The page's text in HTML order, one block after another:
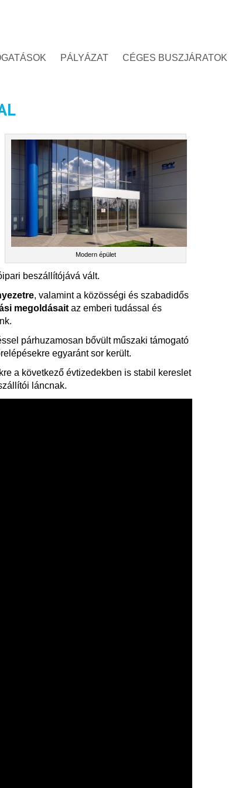
PÁLYÁZAT CÉGES BUSZJÁRATOK
Modern épület
beszállítójává vált.
, valamint a közösségi és szabadidős
megoldásaitaz emberi tudással és
párhuzamosan bővült műszaki támogató
egyaránt sor került.
a következő évtizedekben is stabil kereslet
láncnak.